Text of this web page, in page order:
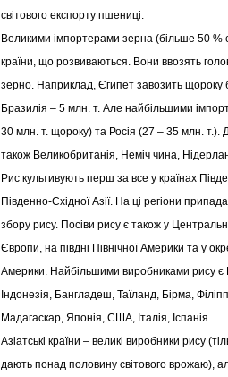
світового експорту пшениці.
Великими імпортерами зерна (більше 50 %
країни, що розвиваються. Вони ввозять
зерно. Наприклад, Єгипет завозить щороку
Бразилія – 5 млн. т. Але найбільшими
30 млн. т. щороку) та Росія (27 – 35 млн. т.).
також Великобританія, Неміч чина,
Рис культивують перш за все у країнах
Південно-Східної Азії. На ці регіони
збору рису. Посіви рису є також у
Європи, на півдні Північної Америки та у
Америки. Найбільшими виробниками рису є
Індонезія, Бангладеш, Таїланд, Бірма,
Мадагаскар, Японія, США, Італія, Іспанія.
Азіатські країни – великі виробники рису
дають понад половину світового врожаю),